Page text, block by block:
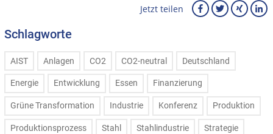
Jetzt teilen
Schlagworte
AIST Anlagen CO2 CO2-neutral Deutschland
Energie Entwicklung Essen Finanzierung
Grüne Transformation Industrie Konferenz Produktion
Produktionsprozess Stahl Stahlindustrie Strategie